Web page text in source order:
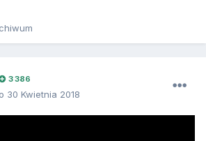
3 386
30 Kwietnia 2018